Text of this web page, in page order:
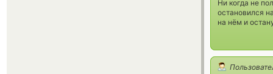
Ни когда не
остановился
на нём и